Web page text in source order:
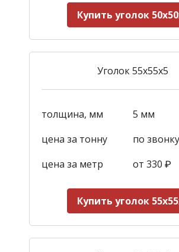
Купить уголок
Уголок 55х55х5
толщина, мм
5 мм
цена за тонну
по звонку
цена за метр
от 330 ₽
Купить уголок